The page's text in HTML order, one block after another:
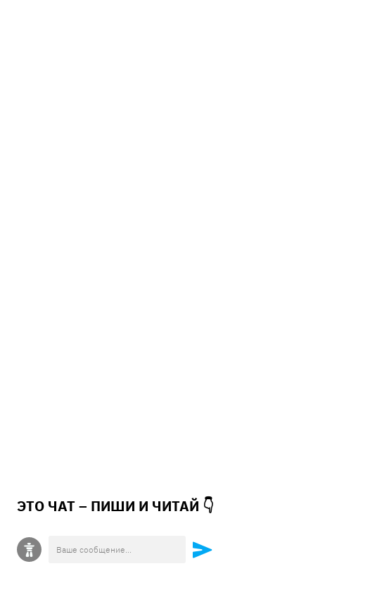
ЭТО ЧАТ – ПИШИ И ЧИТАЙ 👇